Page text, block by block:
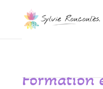
Formation